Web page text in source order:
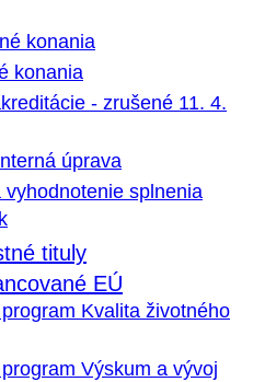
konania
konania
- zrušené 11. 4.
úprava
vyhodnotenie splnenia
tituly
EÚ
Kvalita životného
Výskum a vývoj